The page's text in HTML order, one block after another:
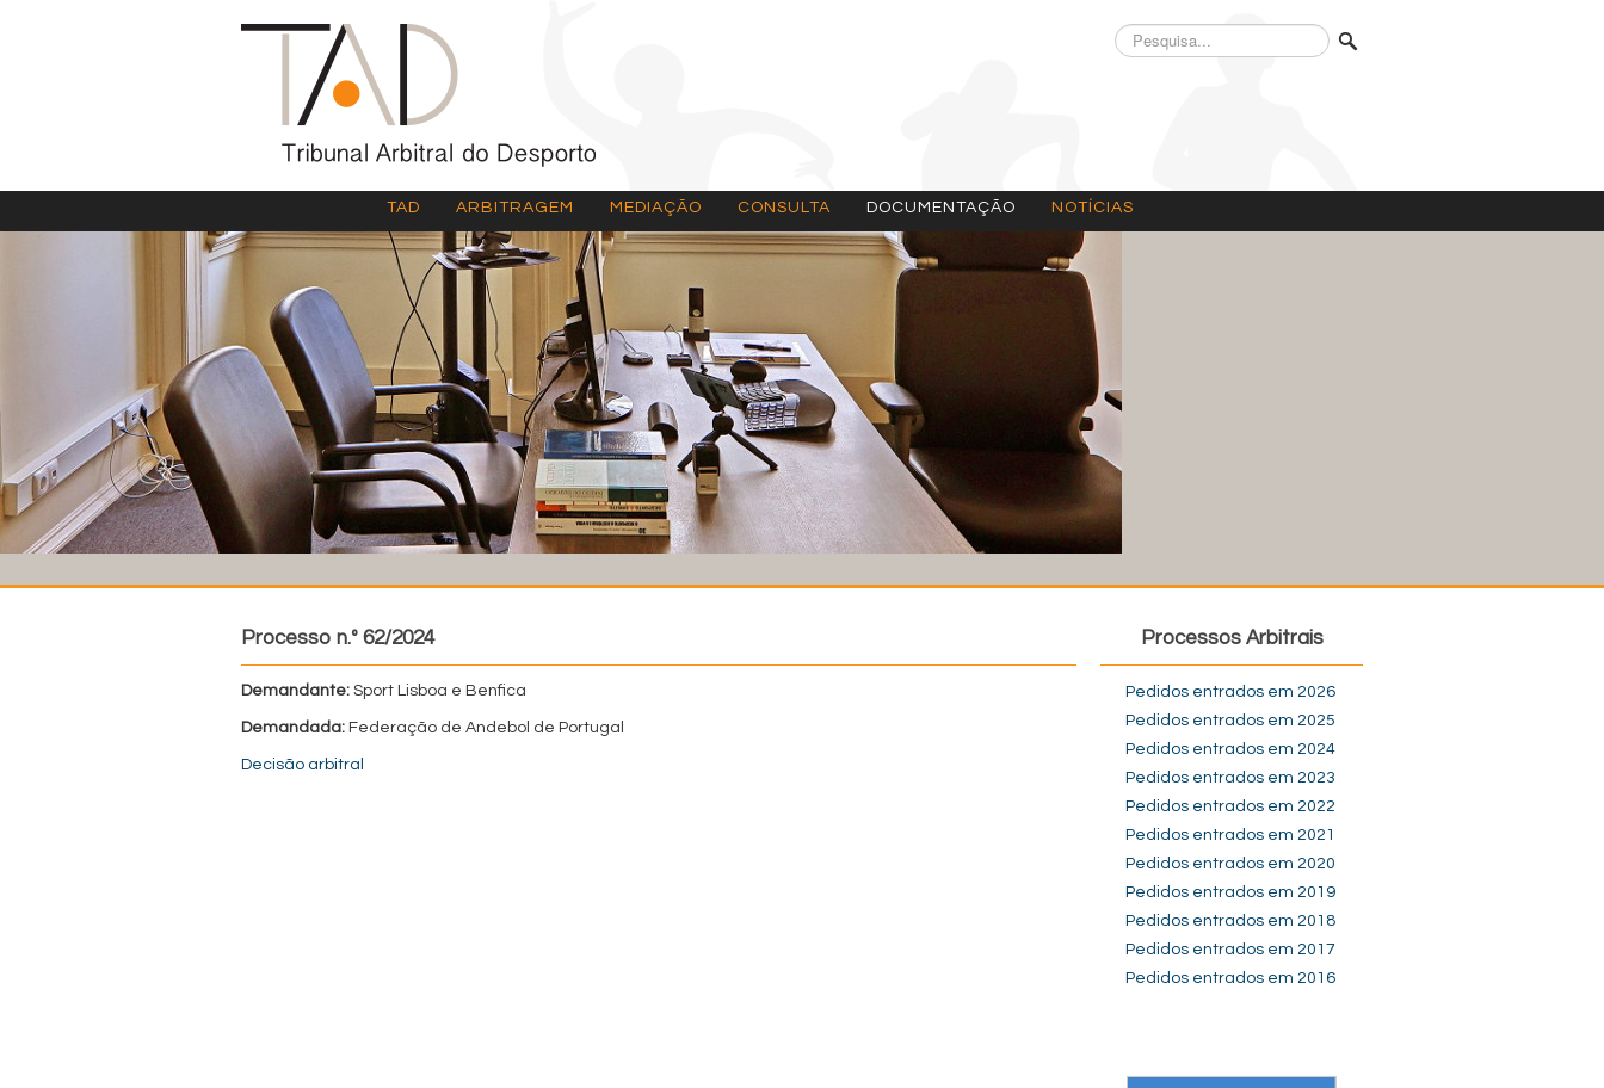
Pesquisa...
TAD ARBITRAGEM MEDIAÇÃO CONSULTA DOCUMENTAÇÃO NOTÍCIAS
Processo n.º 62/2024
Demandante: Sport Lisboa e Benfica
Demandada: Federação de Andebol de Portugal
Decisão arbitral
Processos Arbitrais
Pedidos entrados em 2026
Pedidos entrados em 2025
Pedidos entrados em 2024
Pedidos entrados em 2023
Pedidos entrados em 2022
Pedidos entrados em 2021
Pedidos entrados em 2020
Pedidos entrados em 2019
Pedidos entrados em 2018
Pedidos entrados em 2017
Pedidos entrados em 2016